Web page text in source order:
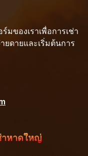
ของเราเพื่อการเช่า
ยดายและเริ่มต้นการ
าหาดใหญ่